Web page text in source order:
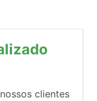
clientes